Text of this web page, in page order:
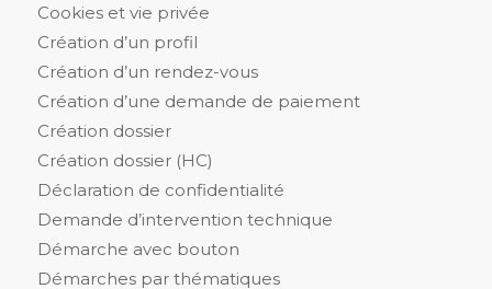
Cookies et vie privée
Création d’un profil
Création d’un rendez-vous
Création d’une demande de paiement
Création dossier
Création dossier (HC)
Déclaration de confidentialité
Demande d’intervention technique
Démarche avec bouton
Démarches par thématiques